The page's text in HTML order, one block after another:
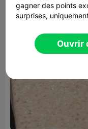
gagner des points
surprises,
Ouvrir